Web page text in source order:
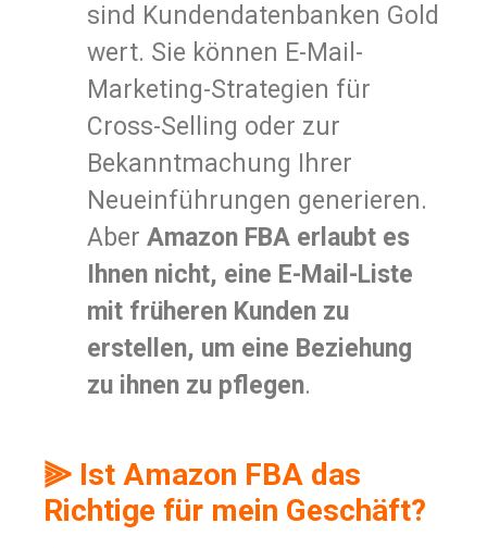
sind Kundendatenbanken Gold
wert. Sie können E-Mail-
Marketing-Strategien für
Cross-Selling oder zur
Bekanntmachung Ihrer
Neueinführungen generieren.
Aber Amazon FBA erlaubt es
Ihnen nicht, eine E-Mail-Liste
mit früheren Kunden zu
erstellen, um eine Beziehung
zu ihnen zu pflegen.
⫸ Ist Amazon FBA das
Richtige für mein Geschäft?